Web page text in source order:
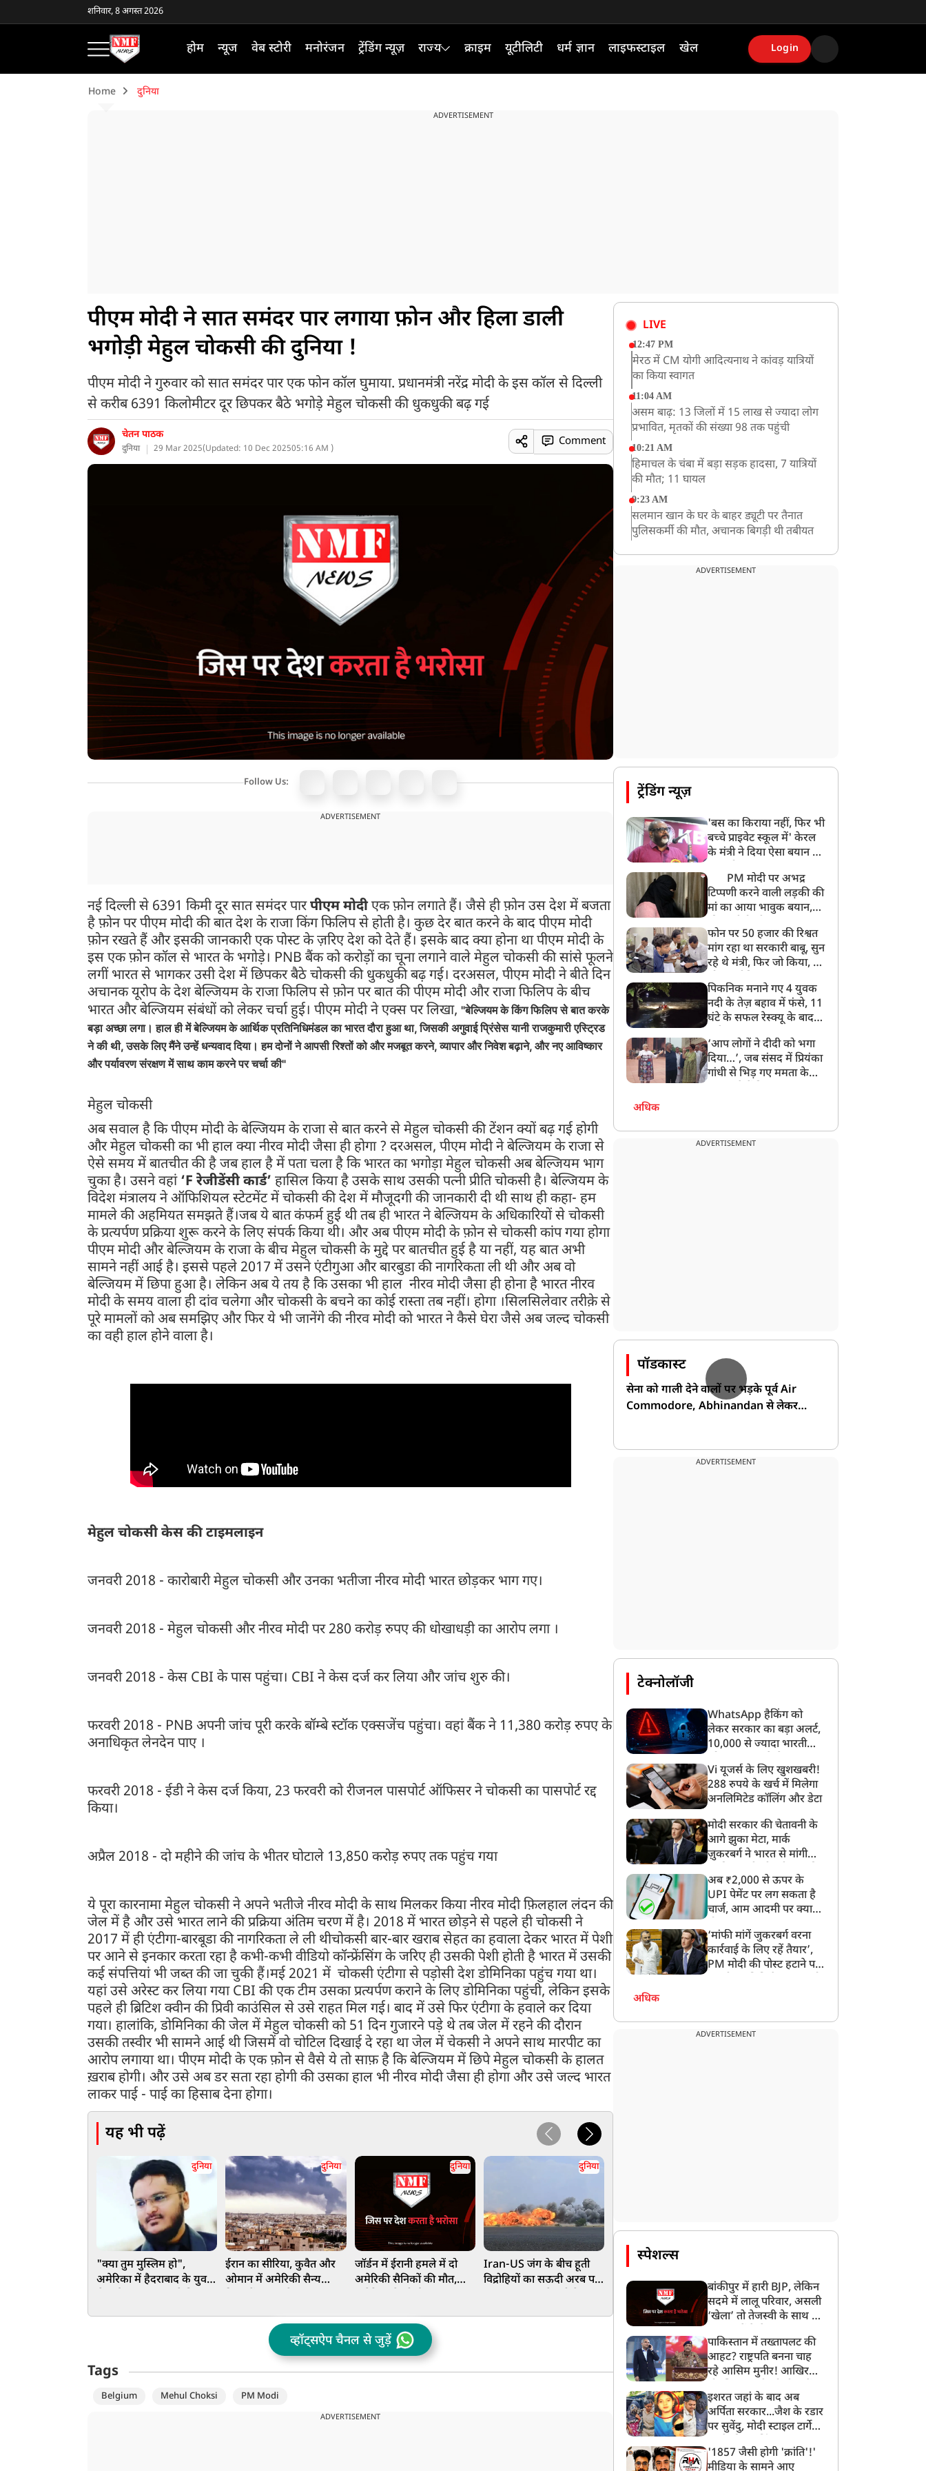
शनिवार, 8 अगस्त 2026
होम न्यूज वेब स्टोरी मनोरंजन ट्रेंडिंग न्यूज़ राज्य क्राइम यूटीलिटी धर्म ज्ञान लाइफस्टाइल खेल Login
Home दुनिया
ADVERTISEMENT
पीएम मोदी ने सात समंदर पार लगाया फ़ोन और हिला डाली
भगोड़ी मेहुल चोकसी की दुनिया !
पीएम मोदी ने गुरुवार को सात समंदर पार एक फोन कॉल घुमाया. प्रधानमंत्री नरेंद्र मोदी के इस कॉल से दिल्ली
से करीब 6391 किलोमीटर दूर छिपकर बैठे भगोड़े मेहुल चोकसी की धुकधुकी बढ़ गई
चेतन पाठक
दुनिया 29 Mar 2025(Updated: 10 Dec 202505:16 AM )
Comment
Follow Us:
ADVERTISEMENT
नई दिल्ली से 6391 किमी दूर सात समंदर पारपीएम मोदीएक फ़ोन लगाते हैं। जैसे ही फ़ोन उस देश में बजता
है फ़ोन पर पीएम मोदी की बात देश के राजा किंग फिलिप से होती है। कुछ देर बात करने के बाद पीएम मोदी
फ़ोन रखते हैं और इसकी जानकारी एक पोस्ट के ज़रिए देश को देते हैं। इसके बाद क्या होना था पीएम मोदी के
इस एक फ़ोन कॉल से भारत के भगोड़े। PNB बैंक को करोड़ों का चूना लगाने वाले मेहुल चोकसी की सांसे फूलने
लगीं भारत से भागकर उसी देश में छिपकर बैठे चोकसी की धुकधुकी बढ़ गई। दरअसल, पीएम मोदी ने बीते दिन
अचानक यूरोप के देश बेल्जियम के राजा फिलिप से फ़ोन पर बात की पीएम मोदी और राजा फिलिप के बीच
भारत और बेल्जियम संबंधों को लेकर चर्चा हुई। पीएम मोदी ने एक्स पर लिखा, "बेल्जियम के किंग फिलिप से बात करके
बड़ा अच्छा लगा। हाल ही में बेल्जियम के आर्थिक प्रतिनिधिमंडल का भारत दौरा हुआ था, जिसकी अगुवाई प्रिंसेस यानी राजकुमारी एस्ट्रिड
ने की थी, उसके लिए मैंने उन्हें धन्यवाद दिया। हम दोनों ने आपसी रिश्तों को और मजबूत करने, व्यापार और निवेश बढ़ाने, और नए आविष्कार
और पर्यावरण संरक्षण में साथ काम करने पर चर्चा की"
मेहुल चोकसी
अब सवाल है कि पीएम मोदी के बेल्जियम के राजा से बात करने से मेहुल चोकसी की टेंशन क्यों बढ़ गई होगी
और मेहुल चोकसी का भी हाल क्या नीरव मोदी जैसा ही होगा ? दरअसल, पीएम मोदी ने बेल्जियम के राजा से
ऐसे समय में बातचीत की है जब हाल है में पता चला है कि भारत का भगोड़ा मेहुल चोकसी अब बेल्जियम भाग
चुका है। उसने वहां‘F रेजीडेंसी कार्ड’ हासिल किया है उसके साथ उसकी पत्नी प्रीति चोकसी है। बेल्जियम के
विदेश मंत्रालय ने ऑफिशियल स्टेटमेंट में चोकसी की देश में मौजूदगी की जानकारी दी थी साथ ही कहा- हम
मामले की अहमियत समझते हैं।जब ये बात कंफर्म हुई थी तब ही भारत ने बेल्जियम के अधिकारियों से चोकसी
के प्रत्यर्पण प्रक्रिया शुरू करने के लिए संपर्क किया थी। और अब पीएम मोदी के फ़ोन से चोकसी कांप गया होगा
पीएम मोदी और बेल्जियम के राजा के बीच मेहुल चोकसी के मुद्दे पर बातचीत हुई है या नहीं, यह बात अभी
सामने नहीं आई है। इससे पहले 2017 में उसने एंटीगुआ और बारबुडा की नागरिकता ली थी और अब वो
बेल्जियम में छिपा हुआ है। लेकिन अब ये तय है कि उसका भी हाल नीरव मोदी जैसा ही होना है भारत नीरव
मोदी के समय वाला ही दांव चलेगा और चोकसी के बचने का कोई रास्ता तब नहीं। होगा ।सिलसिलेवार तरीक़े से
पूरे मामलों को अब समझिए और फिर ये भी जानेंगे की नीरव मोदी को भारत ने कैसे घेरा जैसे अब जल्द चोकसी
का वही हाल होने वाला है।
मेहुल चोकसी केस की टाइमलाइन
जनवरी 2018 - कारोबारी मेहुल चोकसी और उनका भतीजा नीरव मोदी भारत छोड़कर भाग गए।
जनवरी 2018 - मेहुल चोकसी और नीरव मोदी पर 280 करोड़ रुपए की धोखाधड़ी का आरोप लगा ।
जनवरी 2018 - केस CBI के पास पहुंचा। CBI ने केस दर्ज कर लिया और जांच शुरु की।
फरवरी 2018 - PNB अपनी जांच पूरी करके बॉम्बे स्टॉक एक्सजेंच पहुंचा। वहां बैंक ने 11,380 करोड़ रुपए के
अनाधिकृत लेनदेन पाए ।
फरवरी 2018 - ईडी ने केस दर्ज किया, 23 फरवरी को रीजनल पासपोर्ट ऑफिसर ने चोकसी का पासपोर्ट रद्द
किया।
अप्रैल 2018 - दो महीने की जांच के भीतर घोटाले 13,850 करोड़ रुपए तक पहुंच गया
ये पूरा कारनामा मेहुल चोकसी ने अपने भतीजे नीरव मोदी के साथ मिलकर किया नीरव मोदी फ़िलहाल लंदन की
जेल में है और उसे भारत लाने की प्रक्रिया अंतिम चरण में है। 2018 में भारत छोड़ने से पहले ही चोकसी ने
2017 में ही एंटीगा-बारबूडा की नागरिकता ले ली थीचोकसी बार-बार खराब सेहत का हवाला देकर भारत में पेशी
पर आने से इनकार करता रहा है कभी-कभी वीडियो कॉन्फ्रेंसिंग के जरिए ही उसकी पेशी होती है भारत में उसकी
कई संपत्तियां भी जब्त की जा चुकी हैं।मई 2021 में चोकसी एंटीगा से पड़ोसी देश डोमिनिका पहुंच गया था।
यहां उसे अरेस्ट कर लिया गया CBI की एक टीम उसका प्रत्यर्पण कराने के लिए डोमिनिका पहुंची, लेकिन इसके
पहले ही ब्रिटिश क्वीन की प्रिवी काउंसिल से उसे राहत मिल गई। बाद में उसे फिर एंटीगा के हवाले कर दिया
गया। हालांकि, डोमिनिका की जेल में मेहुल चोकसी को 51 दिन गुजारने पड़े थे तब जेल में रहने की दौरान
उसकी तस्वीर भी सामने आई थी जिसमें वो चोटिल दिखाई दे रहा था जेल में चेकसी ने अपने साथ मारपीट का
आरोप लगाया था। पीएम मोदी के एक फ़ोन से वैसे ये तो साफ़ है कि बेल्जियम में छिपे मेहुल चोकसी के हालत
ख़राब होगी। और उसे अब डर सता रहा होगी की उसका हाल भी नीरव मोदी जैसा ही होगा और उसे जल्द भारत
लाकर पाई - पाई का हिसाब देना होगा।
यह भी पढ़ें
दुनिया
"क्या तुम मुस्लिम हो",
अमेरिका में हैदराबाद के युवक
दुनिया
ईरान का सीरिया, कुवैत और
ओमान में अमेरिकी सैन्य
दुनिया
जॉर्डन में ईरानी हमले में दो
अमेरिकी सैनिकों की मौत,
दुनिया
Iran-US जंग के बीच हूती
विद्रोहियों का सऊदी अरब पर
PoK में पाक फौज ने बर्बरता
की सारी हदें की पार, निहत्थे
लोगों पर बरसाईं ताबड़तोड़
गोलियां, 40 से ज्यादा की हुई
मौत, VIDEO
‘Massive Attack’ पर लगा
बैन, फिलिस्तीनी झंडा दिखाकर
लगाए थे ‘फ्री फिलिस्तीन’ के
नारे
व्हॉट्सऐप चैनल से जुड़ें
Tags
Belgium Mehul Choksi PM Modi
ADVERTISEMENT
LIVE
12:47 PM
मेरठ में CM योगी आदित्यनाथ ने कांवड़ यात्रियों
का किया स्वागत
11:04 AM
असम बाढ़: 13 जिलों में 15 लाख से ज्यादा लोग
प्रभावित, मृतकों की संख्या 98 तक पहुंची
10:21 AM
हिमाचल के चंबा में बड़ा सड़क हादसा, 7 यात्रियों
की मौत; 11 घायल
9:23 AM
सलमान खान के घर के बाहर ड्यूटी पर तैनात
पुलिसकर्मी की मौत, अचानक बिगड़ी थी तबीयत
देश के कई हिस्सों में भारी बारिश के आसार,
ADVERTISEMENT
ट्रेंडिंग न्यूज़
'बस का किराया नहीं, फिर भी
बच्चे प्राइवेट स्कूल में' केरल
के मंत्री ने दिया ऐसा बयान की
PM मोदी पर अभद्र
टिप्पणी करने वाली लड़की की
मां का आया भावुक बयान,
बेटी को गोद लें प्रधानमंत्री
फोन पर 50 हजार की रिश्वत
मांग रहा था सरकारी बाबू, सुन
रहे थे मंत्री, फिर जो किया, वो
पिकनिक मनाने गए 4 युवक
नदी के तेज़ बहाव में फंसे, 11
घंटे के सफल रेस्क्यू के बाद
‘आप लोगों ने दीदी को भगा
दिया…’, जब संसद में प्रियंका
गांधी से भिड़ गए ममता के
अधिक
ADVERTISEMENT
पॉडकास्ट
सेना को गाली देने वालों पर भड़के पूर्व Air
Commodore, Abhinandan से लेकर
ADVERTISEMENT
टेक्नोलॉजी
WhatsApp हैकिंग को
लेकर सरकार का बड़ा अलर्ट,
10,000 से ज्यादा भारतीयों
गया
Vi यूजर्स के लिए खुशखबरी!
288 रुपये के खर्च में मिलेगा
अनलिमिटेड कॉलिंग और डेटा
मोदी सरकार की चेतावनी के
आगे झुका मेटा, मार्क
ज़ुकरबर्ग ने भारत से मांगी
अब ₹2,000 से ऊपर के
UPI पेमेंट पर लग सकता है
चार्ज, आम आदमी पर क्या
‘मांफी मांगें जुकरबर्ग वरना
कार्रवाई के लिए रहें तैयार’,
PM मोदी की पोस्ट हटाने पर
अधिक
ADVERTISEMENT
स्पेशल्स
बांकीपुर में हारी BJP, लेकिन
सदमे में लालू परिवार, असली
‘खेला’ तो तेजस्वी के साथ हो
पाकिस्तान में तख्तापलट की
आहट? राष्ट्रपति बनना चाह
रहे आसिम मुनीर! आखिर
बनाया मोहरा?
इशरत जहां के बाद अब
अर्पिता सरकार...जैश के रडार
पर सुवेंदु, मोदी स्टाइल टार्गेट
बड़ा एक्शन!
'1857 जैसी होगी 'क्रांति'!'
मीडिया के सामने आए